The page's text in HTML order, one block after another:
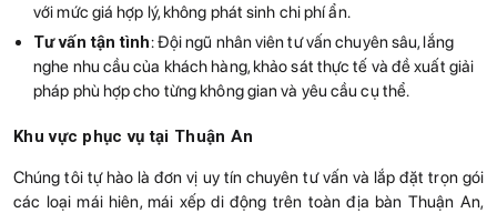
với mức giá hợp lý, không phát sinh chi phí ẩn.
Tư vấn tận tình: Đội ngũ nhân viên tư vấn chuyên sâu, lắng
nghe nhu cầu của khách hàng, khảo sát thực tế và đề xuất giải
pháp phù hợp cho từng không gian và yêu cầu cụ thể.
Khu vực phục vụ tại Thuận An
Chúng tôi tự hào là đơn vị uy tín chuyên tư vấn và lắp đặt trọn gói
các loại mái hiên, mái xếp di động trên toàn địa bàn Thuận An,